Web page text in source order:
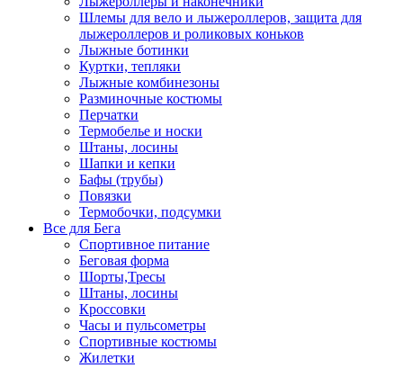
Шлемы для вело и лыжероллеров, защита для
лыжероллеров и роликовых коньков
Лыжные ботинки
Куртки, тепляки
Лыжные комбинезоны
Разминочные костюмы
Перчатки
Термобелье и носки
Штаны, лосины
Шапки и кепки
Бафы (трубы)
Повязки
Термобочки, подсумки
Все для Бега
Спортивное питание
Беговая форма
Шорты,Тресы
Штаны, лосины
Кроссовки
Часы и пульсометры
Спортивные костюмы
Жилетки